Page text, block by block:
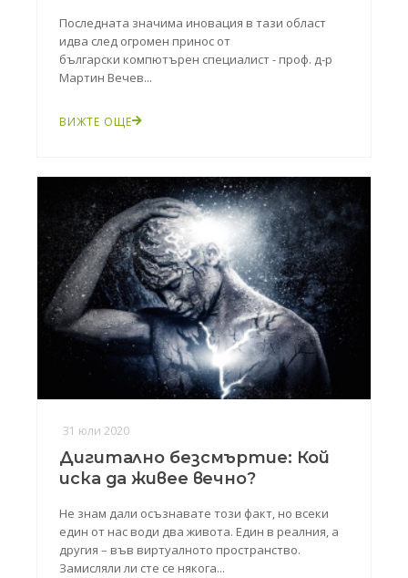
Последната значима иновация в тази област
идва след огромен принос от
български компютърен специалист - проф. д-р
Мартин Вечев...
ВИЖТЕ ОЩЕ
31 юли 2020
Дигитално безсмъртие: Кой
иска да живее вечно?
Не знам дали осъзнавате този факт, но всеки
един от нас води два живота. Един в реалния, а
другия – във виртуалното пространство.
Замисляли ли сте се някога...